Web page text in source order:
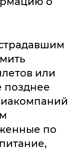
или
позднее
по